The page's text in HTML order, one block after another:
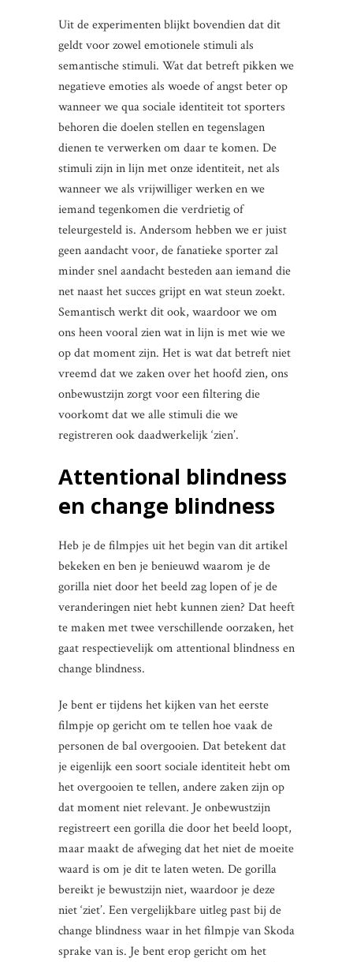
Uit de experimenten blijkt bovendien dat dit
geldt voor zowel emotionele stimuli als
semantische stimuli. Wat dat betreft pikken we
negatieve emoties als woede of angst beter op
wanneer we qua sociale identiteit tot sporters
behoren die doelen stellen en tegenslagen
dienen te verwerken om daar te komen. De
stimuli zijn in lijn met onze identiteit, net als
wanneer we als vrijwilliger werken en we
iemand tegenkomen die verdrietig of
teleurgesteld is. Andersom hebben we er juist
geen aandacht voor, de fanatieke sporter zal
minder snel aandacht besteden aan iemand die
net naast het succes grijpt en wat steun zoekt.
Semantisch werkt dit ook, waardoor we om
ons heen vooral zien wat in lijn is met wie we
op dat moment zijn. Het is wat dat betreft niet
vreemd dat we zaken over het hoofd zien, ons
onbewustzijn zorgt voor een filtering die
voorkomt dat we alle stimuli die we
registreren ook daadwerkelijk ‘zien’.
Attentional blindness
en change blindness
Heb je de filmpjes uit het begin van dit artikel
bekeken en ben je benieuwd waarom je de
gorilla niet door het beeld zag lopen of je de
veranderingen niet hebt kunnen zien? Dat heeft
te maken met twee verschillende oorzaken, het
gaat respectievelijk om attentional blindness en
change blindness.
Je bent er tijdens het kijken van het eerste
filmpje op gericht om te tellen hoe vaak de
personen de bal overgooien. Dat betekent dat
je eigenlijk een soort sociale identiteit hebt om
het overgooien te tellen, andere zaken zijn op
dat moment niet relevant. Je onbewustzijn
registreert een gorilla die door het beeld loopt,
maar maakt de afweging dat het niet de moeite
waard is om je dit te laten weten. De gorilla
bereikt je bewustzijn niet, waardoor je deze
niet ‘ziet’. Een vergelijkbare uitleg past bij de
change blindness waar in het filmpje van Skoda
sprake van is. Je bent erop gericht om het